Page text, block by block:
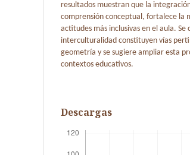
resultados muestran que la
comprensión conceptual, fortalece la
actitudes más inclusivas en el aula.
interculturalidad constituyen vías
geometría y se sugiere ampliar esta
contextos educativos.
Descargas